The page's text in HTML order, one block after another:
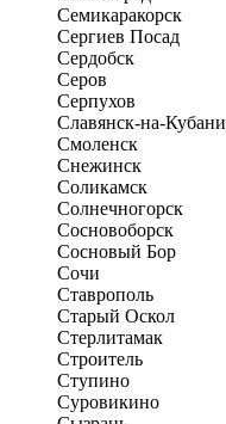
Семикаракорск
Сергиев Посад
Сердобск
Серов
Серпухов
Славянск-на-Кубани
Смоленск
Снежинск
Соликамск
Солнечногорск
Сосновоборск
Сосновый Бор
Сочи
Ставрополь
Старый Оскол
Стерлитамак
Строитель
Ступино
Суровикино